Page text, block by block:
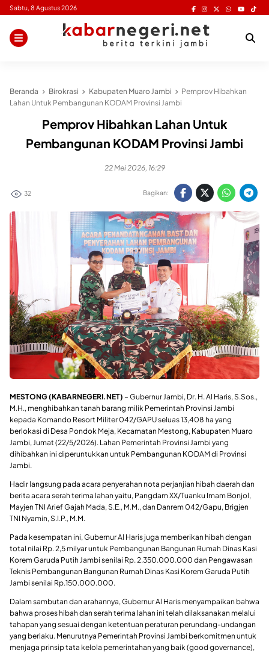
Skip
content
Sabtu, 8 Agustus 2026
Beranda Birokrasi Kabupaten Muaro Jambi
Pemprov Hibahkan
Lahan Untuk Pembangunan KODAM Provinsi Jambi
Pemprov Hibahkan Lahan Untuk
Pembangunan KODAM Provinsi Jambi
22 Mei 2026, 16:29
32 Bagikan:
MESTONG (KABARNEGERI.NET) – Gubernur Jambi, Dr. H. Al Haris, S.Sos.,
M.H., menghibahkan tanah barang milik Pemerintah Provinsi Jambi
kepada Komando Resort Militer 042/GAPU seluas 13,408 ha yang
berlokasi di Desa Pondok Meja, Kecamatan Mestong, Kabupaten Muaro
Jambi, Jumat (22/5/2026). Lahan Pemerintah Provinsi Jambi yang
dihibahkan ini diperuntukkan untuk Pembangunan KODAM di Provinsi
Jambi.
Hadir langsung pada acara penyerahan nota perjanjian hibah daerah dan
berita acara serah terima lahan yaitu, Pangdam XX/Tuanku Imam Bonjol,
Mayjen TNI Arief Gajah Mada, S.E., M.M., dan Danrem 042/Gapu, Brigjen
TNI Nyamin, S.I.P., M.M.
Pada kesempatan ini, Gubernur Al Haris juga memberikan hibah dengan
total nilai Rp. 2,5 milyar untuk Pembangunan Bangunan Rumah Dinas Kasi
Korem Garuda Putih Jambi senilai Rp. 2.350.000.000 dan Pengawasan
Teknis Pembangunan Bangunan Rumah Dinas Kasi Korem Garuda Putih
Jambi senilai Rp.150.000.000.
Dalam sambutan dan arahannya, Gubernur Al Haris menyampaikan bahwa
bahwa proses hibah dan serah terima lahan ini telah dilaksanakan melalui
tahapan yang sesuai dengan ketentuan peraturan perundang-undangan
yang berlaku. Menurutnya Pemerintah Provinsi Jambi berkomitmen untuk
menjaga prinsip tata kelola pemerintahan yang baik (good governance),